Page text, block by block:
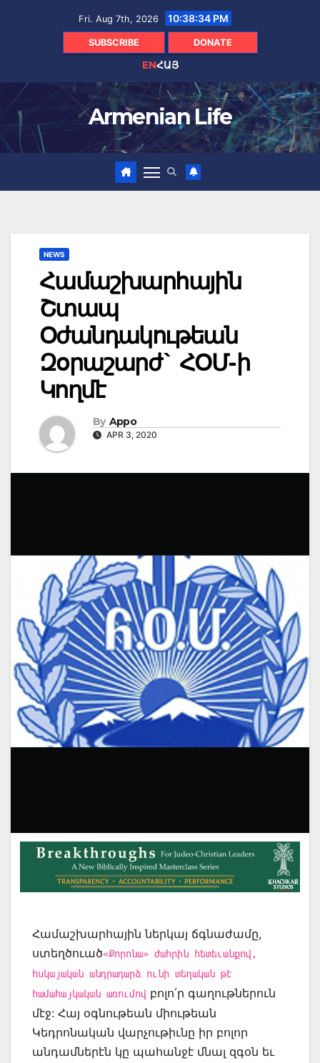
Fri. Aug 7th, 2026 10:38:35 PM
SUBSCRIBE DONATE
ENՀԱՅ
Armenian Life
NEWS
Համաշխարհային
Շտապ
Օժանդակութեան
Զօրաշարժ` ՀՕՄ-ի
Կողմէ
By Appo
APR 3, 2020
Համաշխարհային ներկայ ճգնաժամը,
ստեղծուած«Քորոնա» ժահրին հետեւանքով,
հսկայական անդրադարձ ունի տեղական թէ
համահայկական առումով բոլո՛ր գաղութներուն
մէջ: Հայ օգնութեան միութեան
Կեդրոնական վարչութիւնը իր բոլոր
անդամներէն կը պահանջէ մնալ զգօն եւ